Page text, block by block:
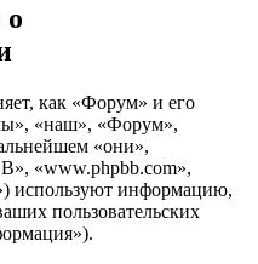
как «Форум» и его
«наш», «Форум»,
«они»,
«www.phpbb.com»,
используют информацию,
пользовательских